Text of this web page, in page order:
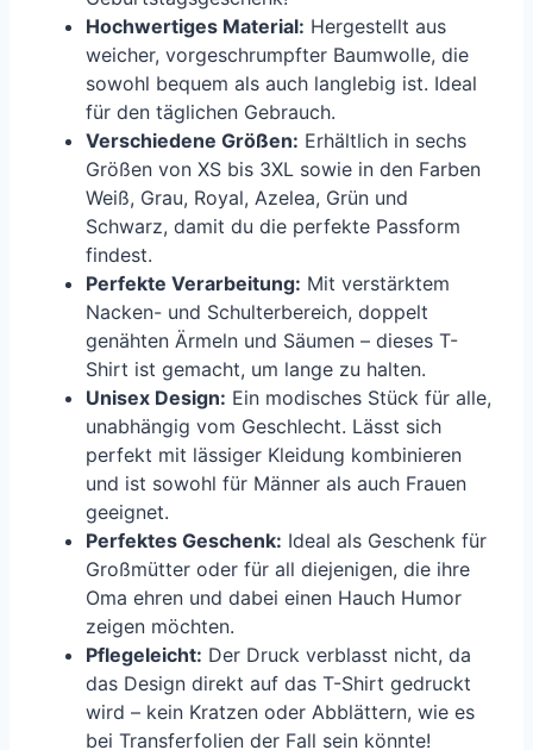
Hochwertiges Material: Hergestellt aus
weicher, vorgeschrumpfter Baumwolle, die
sowohl bequem als auch langlebig ist. Ideal
für den täglichen Gebrauch.
Verschiedene Größen: Erhältlich in sechs
Größen von XS bis 3XL sowie in den Farben
Weiß, Grau, Royal, Azelea, Grün und
Schwarz, damit du die perfekte Passform
findest.
Perfekte Verarbeitung: Mit verstärktem
Nacken- und Schulterbereich, doppelt
genähten Ärmeln und Säumen – dieses T-
Shirt ist gemacht, um lange zu halten.
Unisex Design: Ein modisches Stück für alle,
unabhängig vom Geschlecht. Lässt sich
perfekt mit lässiger Kleidung kombinieren
und ist sowohl für Männer als auch Frauen
geeignet.
Perfektes Geschenk: Ideal als Geschenk für
Großmütter oder für all diejenigen, die ihre
Oma ehren und dabei einen Hauch Humor
zeigen möchten.
Pflegeleicht: Der Druck verblasst nicht, da
das Design direkt auf das T-Shirt gedruckt
wird – kein Kratzen oder Abblättern, wie es
bei Transferfolien der Fall sein könnte!